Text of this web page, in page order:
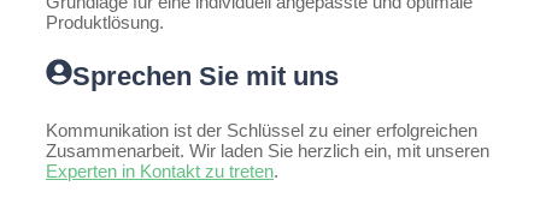
Produktlösung.
Sprechen Sie mit uns
Kommunikation ist der Schlüssel zu einer erfolgreichen
Zusammenarbeit. Wir laden Sie herzlich ein, mit unseren
Experten in Kontakt zu treten.